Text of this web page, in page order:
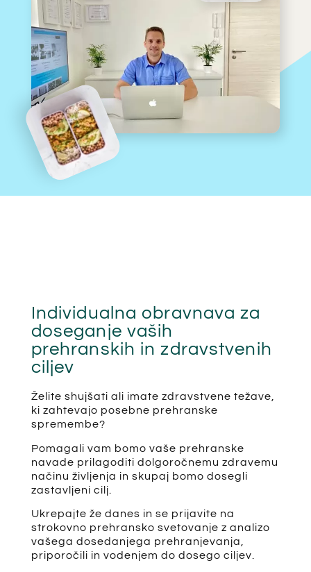
Individualna obravnava za
doseganje vaših
prehranskih in zdravstvenih
ciljev
Želite shujšati ali imate zdravstvene težave,
ki zahtevajo posebne prehranske
spremembe?
Pomagali vam bomo vaše prehranske
navade prilagoditi dolgoročnemu zdravemu
načinu življenja in skupaj bomo dosegli
zastavljeni cilj.
Ukrepajte že danes in se prijavite na
strokovno prehransko svetovanje z analizo
vašega dosedanjega prehranjevanja,
priporočili in vodenjem do dosego ciljev.